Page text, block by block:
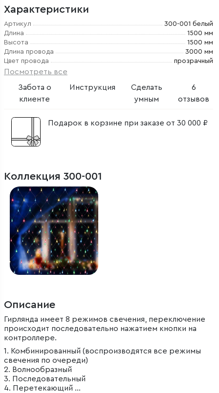
Характеристики
Артикул
300-001 белый
Длина
1500 мм
Высота
1500 мм
Длина провода
3000 мм
Цвет провода
прозрачный
Посмотреть все
Забота о
клиенте
Инструкция
Сделать
умным
6
отзывов
Подарок в корзине при заказе от 30 000 ₽
Коллекция 300-001
Описание
Гирлянда имеет 8 режимов свечения, переключение
происходит последовательно нажатием кнопки на
контроллере.
1. Комбинированный (воспроизводятся все режимы
свечения по очереди)
2. Волнообразный
3. Последовательный
4. Перетекающий